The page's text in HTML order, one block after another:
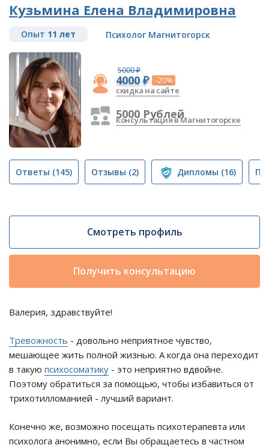
Кузьмина Елена Владимировна
Опыт 11 лет Психолог Магнитогорск
5000 ₽
4000 ₽ -20%
скидка на сайте
5000 Рублей
Консультация в Магнитогорске
Ответы (145) Отзывы (2) Дипломы (16)
Смотреть профиль
Получить консультацию
Валерия, здравствуйте!
Тревожность - довольно неприятное чувство,
мешающее жить полной жизнью. А когда она переходит
в такую психосоматику - это неприятно вдвойне.
Поэтому обратиться за помощью, чтобы избавиться от
трихотилломанией - лучший вариант.
Конечно же, возможно посещать психотерапевта или
психолога анонимно, если Вы обращаетесь в частном